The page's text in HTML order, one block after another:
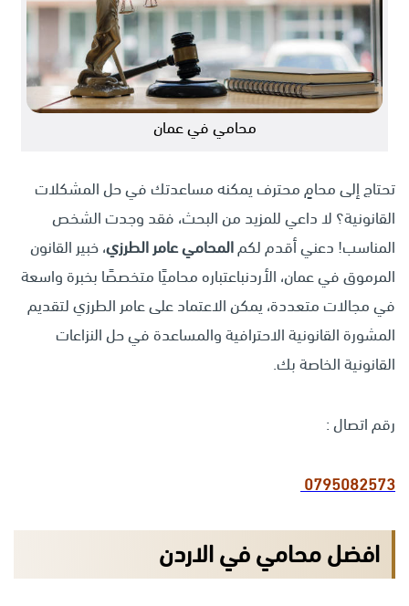
محامي في عمان
تحتاج إلى محامٍ محترف يمكنه مساعدتك في حل المشكلات
القانونية؟ لا داعي للمزيد من البحث، فقد وجدت الشخص
المناسب! دعني أقدم لكمالمحامي عامر الطرزي، خبير القانون
المرموق في عمان، الأردنباعتباره محاميًا متخصصًا بخبرة واسعة
في مجالات متعددة، يمكن الاعتماد على عامر الطرزي لتقديم
المشورة القانونية الاحترافية والمساعدة في حل النزاعات
القانونية الخاصة بك.
رقم اتصال :
0795082573
افضل محامي في الاردن